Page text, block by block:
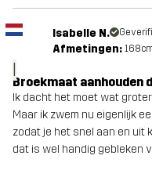
I
Isabelle N.
Afmetingen:
Broekmaat aanhouden
Ik dacht het moet wat
Maar ik zwem nu eigenlijk
zodat je het snel aan en uit
dat is wel handig gebleken